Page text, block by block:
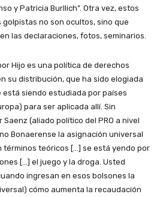
y Patricia Burllich”. Otra vez, estos
no son ocultos, sino que
las declaraciones, fotos, seminarios.
Hijo es una política de derechos
su distribución, que ha sido elogiada
está siendo estudiada por países
para ser aplicada allí. Sin
(aliado político del PRO a nivel
Bonaerense la asignación universal
términos teóricos […] se está yendo por
[…] el juego y la droga. Usted
ingresan en esos bolsones la
cómo aumenta la recaudación